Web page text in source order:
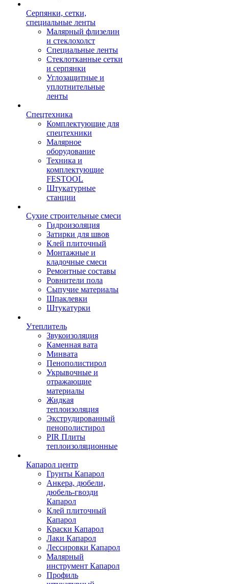
Серпянки, сетки,
специальные ленты
Малярный флизелин
и стеклохолст
Специальные ленты
Стеклотканные сетки
и серпянки
Углозащитные и
уплотнительные
ленты
Спецтехника
Комплектующие для
спецтехники
Малярное
оборудование
Техника и
комплектующие
FESTOOL
Штукатурные
станции
Сухие строительные смеси
Гидроизоляция
Затирки для швов
Клей плиточный
Монтажные и
кладочные смеси
Ремонтные составы
Ровнители пола
Сыпучие материалы
Шпаклевки
Штукатурки
Утеплитель
Звукоизоляция
Каменная вата
Минвата
Пенополистирол
Укрывочные и
отражающие
материалы
Жидкая
теплоизоляция
Экструдированный
пенополистирол
PIR Плиты
теплоизоляционные
Капарол центр
Грунты Капарол
Анкера, дюбели,
дюбель-гвозди
Капарол
Клей плиточный
Капарол
Краски Капарол
Лаки Капарол
Лессировки Капарол
Малярный
инструмент Капарол
Профиль